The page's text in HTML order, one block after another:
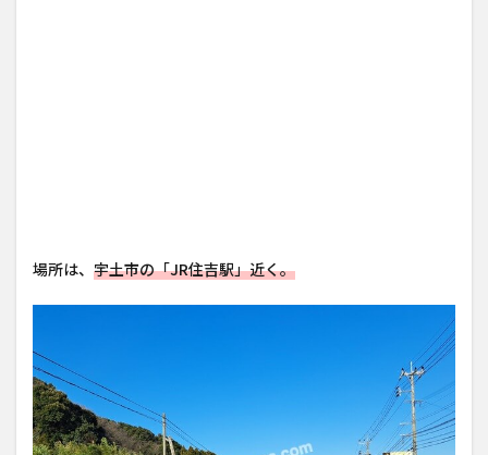
場所は、 宇土市の「JR住吉駅」近く。